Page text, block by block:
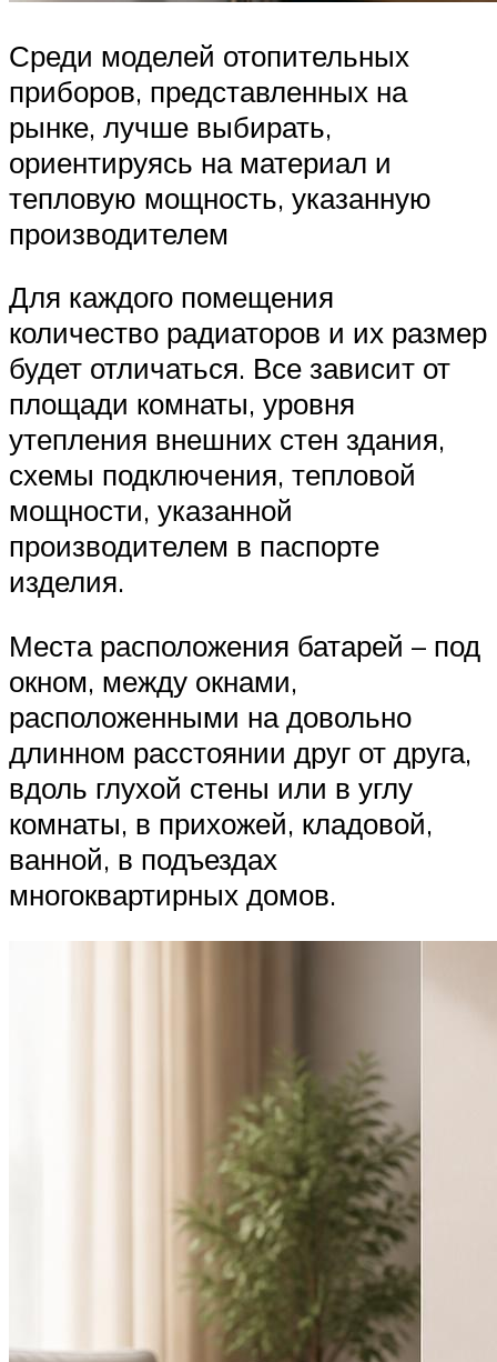
Среди моделей отопительных
приборов, представленных на
рынке, лучше выбирать,
ориентируясь на материал и
тепловую мощность, указанную
производителем
Для каждого помещения
количество радиаторов и их размер
будет отличаться. Все зависит от
площади комнаты, уровня
утепления внешних стен здания,
схемы подключения, тепловой
мощности, указанной
производителем в паспорте
изделия.
Места расположения батарей – под
окном, между окнами,
расположенными на довольно
длинном расстоянии друг от друга,
вдоль глухой стены или в углу
комнаты, в прихожей, кладовой,
ванной, в подъездах
многоквартирных домов.